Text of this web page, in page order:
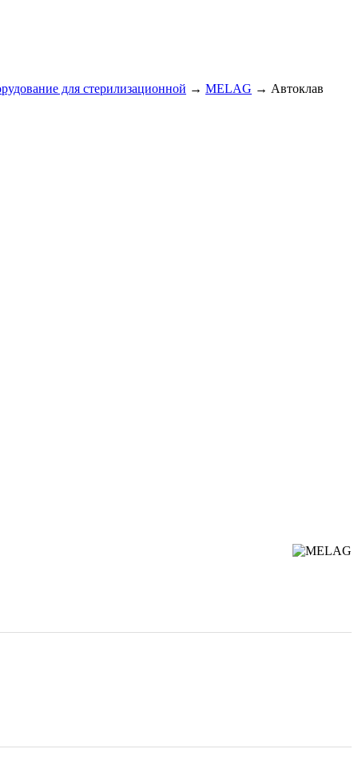
для стерилизационной → MELAG → Автоклав